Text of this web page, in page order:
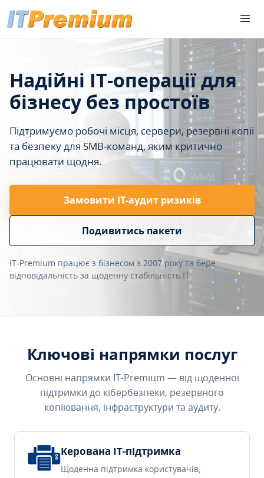
Надійні IT-операції для
бізнесу без простоїв
Підтримуємо робочі місця, сервери, резервні копії
та безпеку для SMB-команд, яким критично
працювати щодня.
Замовити ІТ-аудит ризиків
Подивитись пакети
IT-Premium працює з бізнесом з 2007 року та бере
відповідальність за щоденну стабільність IT.
Ключові напрямки послуг
Основні напрямки IT-Premium — від щоденної
підтримки до кібербезпеки, резервного
копіювання, інфраструктури та аудиту.
Керована IT-підтримка
Щоденна підтримка користувачів,